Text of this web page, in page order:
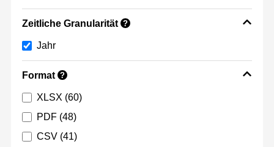
Zeitliche Granularität ?
Jahr
Format ?
XLSX (60)
PDF (48)
CSV (41)